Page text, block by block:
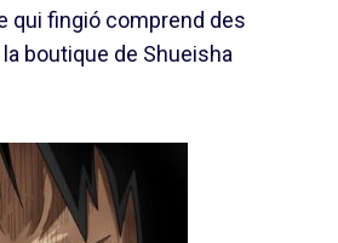
qui fingió comprend des
boutique de Shueisha